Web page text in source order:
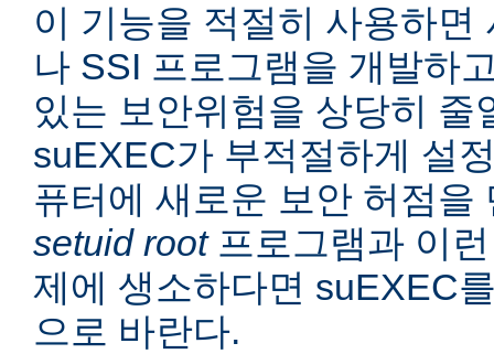
이 기능을 적절히 사용하면
나 SSI 프로그램을 개발하
있는 보안위험을 상당히 줄
suEXEC가 부적절하게 설
퓨터에 새로운 보안 허점을
setuid root프로그램과 이
제에 생소하다면 suEXEC
으로 바란다.